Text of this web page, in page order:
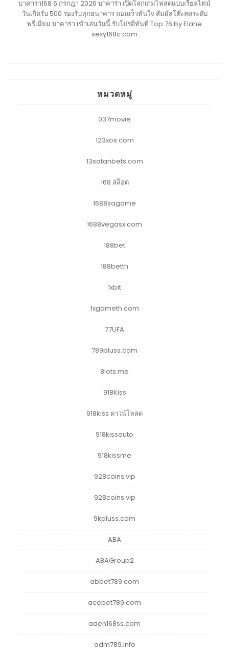
บาคาร่า168 6 กรกฎา 2026 บาคาร่า เปิดโลกเกมไพ่สดแบบเรียลไทม์
วันเกิดรับ 500 รองรับทุกธนาคาร ถอนเร็วทันใจ สัมผัสโต๊ะสดระดับ
พรีเมียม บาคาร่า เข้าเล่นวันนี้ รับโปรดีทันที Top 76 by Elane
sexy168c.com
หมวดหมู่
037movie
123xos.com
13satanbets.com
168 สล็อต
1688sagame
1688vegasx.com
188bet
188betth
1xbit
1xgameth.com
77UFA
789pluss.com
8lots.me
918Kiss
918kiss ดาวน์โหลด
918kissauto
918kissme
928coins.vip
928coins.vip
9kpluss.com
ABA
ABAGroup2
abbet789.com
acebet789.com
aden168ss.com
adm789.info